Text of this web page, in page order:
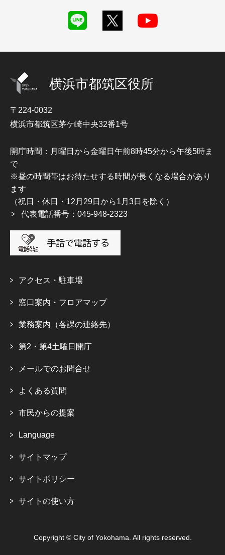
横浜市都筑区役所
〒224-0032
横浜市都筑区茅ケ崎中央32番1号
開庁時間：月曜日から金曜日午前8時45分から午後5時ま
で
※昼の時間帯はお待たせする時間が長くなる場合があり
ます
（祝日・休日・12月29日から1月3日を除く）
代表電話番号：045-948-2323
アクセス・駐車場
窓口案内・フロアマップ
業務案内（各課の連絡先）
第2・第4土曜日開庁
メールでのお問合せ
よくある質問
市民からの提案
Language
サイトマップ
サイトポリシー
サイトの使い方
Copyright © City of Yokohama. All rights reserved.